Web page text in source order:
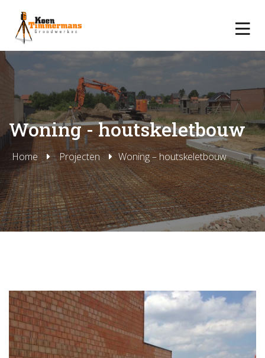
Woning - houtskeletbouw
Home Projecten Woning – houtskeletbouw